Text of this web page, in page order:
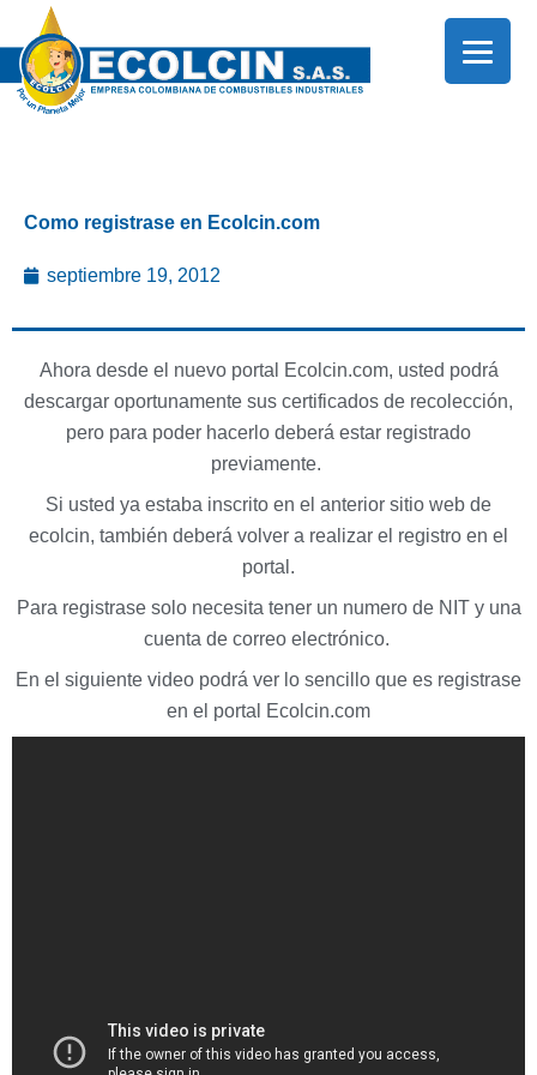
al
contenido
Como registrase en Ecolcin.com
septiembre 19, 2012
Ahora desde el nuevo portal Ecolcin.com, usted podrá
descargar oportunamente sus certificados de recolección,
pero para poder hacerlo deberá estar registrado
previamente.
Si usted ya estaba inscrito en el anterior sitio web de
ecolcin, también deberá volver a realizar el registro en el
portal.
Para registrase solo necesita tener un numero de NIT y una
cuenta de correo electrónico.
En el siguiente video podrá ver lo sencillo que es registrase
en el portal Ecolcin.com